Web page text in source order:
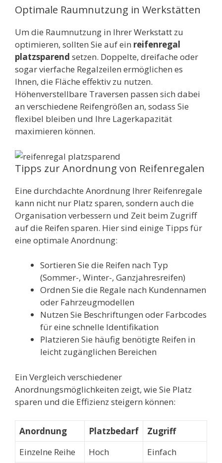
Optimale Raumnutzung in Werkstätten
Um die Raumnutzung in Ihrer Werkstatt zu
optimieren, sollten Sie auf ein reifenregal
platzsparend setzen. Doppelte, dreifache oder
sogar vierfache Regalzeilen ermöglichen es
Ihnen, die Fläche effektiv zu nutzen.
Höhenverstellbare Traversen passen sich dabei
an verschiedene Reifengrößen an, sodass Sie
flexibel bleiben und Ihre Lagerkapazität
maximieren können.
Tipps zur Anordnung von Reifenregalen
Eine durchdachte Anordnung Ihrer Reifenregale
kann nicht nur Platz sparen, sondern auch die
Organisation verbessern und Zeit beim Zugriff
auf die Reifen sparen. Hier sind einige Tipps für
eine optimale Anordnung:
Sortieren Sie die Reifen nach Typ
(Sommer-, Winter-, Ganzjahresreifen)
Ordnen Sie die Regale nach Kundennamen
oder Fahrzeugmodellen
Nutzen Sie Beschriftungen oder Farbcodes
für eine schnelle Identifikation
Platzieren Sie häufig benötigte Reifen in
leicht zugänglichen Bereichen
Ein Vergleich verschiedener
Anordnungsmöglichkeiten zeigt, wie Sie Platz
sparen und die Effizienz steigern können:
Anordnung Platzbedarf
Zugriff
Einzelne Reihe
Hoch
Einfach